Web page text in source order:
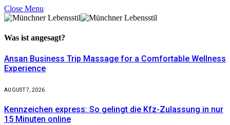
Close Menu
Was ist angesagt?
Ansan Business Trip Massage for a Comfortable Wellness
Experience
AUGUST 7, 2026
Kennzeichen express: So gelingt die Kfz-Zulassung in nur
15 Minuten online